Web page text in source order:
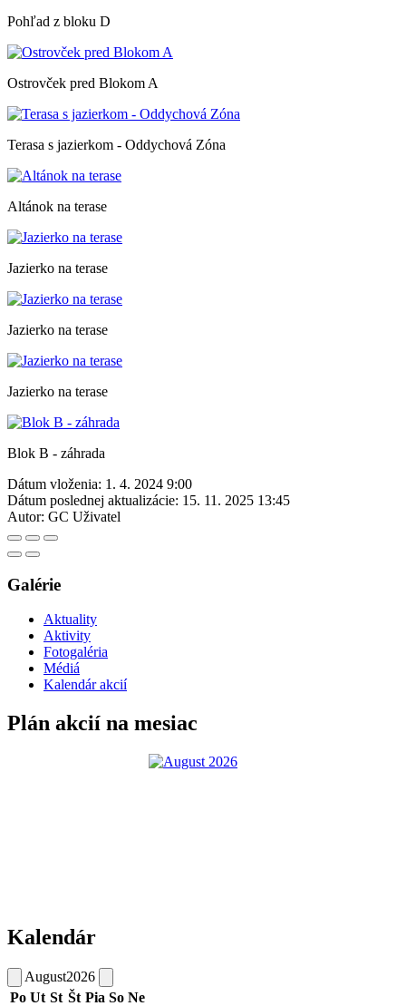
Pohľad z bloku D
Ostrovček pred Blokom A
Terasa s jazierkom - Oddychová Zóna
Altánok na terase
Jazierko na terase
Jazierko na terase
Jazierko na terase
Blok B - záhrada
Dátum vloženia: 1. 4. 2024 9:00
Dátum poslednej aktualizácie: 15. 11. 2025 13:45
Autor: GC Uživatel
Galérie
Aktuality
Aktivity
Fotogaléria
Médiá
Kalendár akcií
Plán akcií na mesiac
Kalendár
August2026
Po Ut St Št Pia So Ne